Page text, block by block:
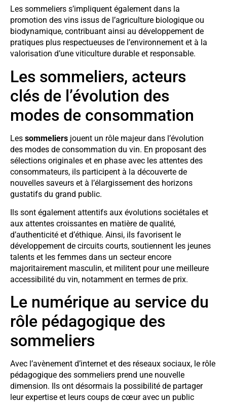
Les sommeliers s’impliquent également dans la
promotion des vins issus de l’agriculture biologique ou
biodynamique, contribuant ainsi au développement de
pratiques plus respectueuses de l’environnement et à la
valorisation d’une viticulture durable et responsable.
Les sommeliers, acteurs
clés de l’évolution des
modes de consommation
Les sommeliers jouent un rôle majeur dans l’évolution
des modes de consommation du vin. En proposant des
sélections originales et en phase avec les attentes des
consommateurs, ils participent à la découverte de
nouvelles saveurs et à l’élargissement des horizons
gustatifs du grand public.
Ils sont également attentifs aux évolutions sociétales et
aux attentes croissantes en matière de qualité,
d’authenticité et d’éthique. Ainsi, ils favorisent le
développement de circuits courts, soutiennent les jeunes
talents et les femmes dans un secteur encore
majoritairement masculin, et militent pour une meilleure
accessibilité du vin, notamment en termes de prix.
Le numérique au service du
rôle pédagogique des
sommeliers
Avec l’avènement d’internet et des réseaux sociaux, le rôle
pédagogique des sommeliers prend une nouvelle
dimension. Ils ont désormais la possibilité de partager
leur expertise et leurs coups de cœur avec un public